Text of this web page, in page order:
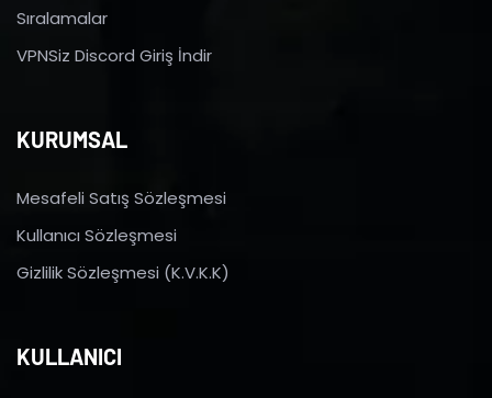
Sıralamalar
VPNSiz Discord Giriş İndir
KURUMSAL
Mesafeli Satış Sözleşmesi
Kullanıcı Sözleşmesi
Gizlilik Sözleşmesi (K.V.K.K)
KULLANICI